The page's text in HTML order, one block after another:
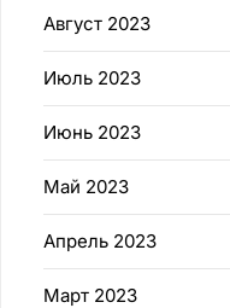
Август 2023
Июль 2023
Июнь 2023
Май 2023
Апрель 2023
Март 2023